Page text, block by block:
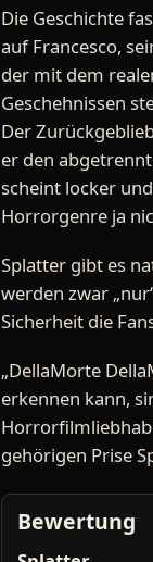
Die Geschichte
auf Francesco,
der mit dem
Geschehnissen
Der
er den
scheint locker
Horrorgenre ja
Splatter gibt es
werden zwar
Sicherheit die
„DellaMorte
erkennen kann,
gehörigen Prise
Bewertung